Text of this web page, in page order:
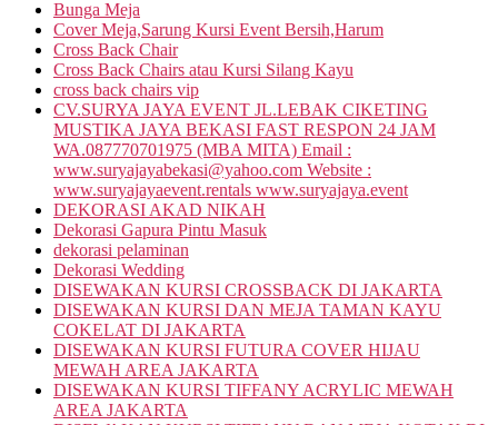
Bunga Meja
Cover Meja,Sarung Kursi Event Bersih,Harum
Cross Back Chair
Cross Back Chairs atau Kursi Silang Kayu
cross back chairs vip
CV.SURYA JAYA EVENT JL.LEBAK CIKETING
MUSTIKA JAYA BEKASI FAST RESPON 24 JAM
WA.087770701975 (MBA MITA) Email :
www.suryajayabekasi@yahoo.com Website :
www.suryajayaevent.rentals www.suryajaya.event
DEKORASI AKAD NIKAH
Dekorasi Gapura Pintu Masuk
dekorasi pelaminan
Dekorasi Wedding
DISEWAKAN KURSI CROSSBACK DI JAKARTA
DISEWAKAN KURSI DAN MEJA TAMAN KAYU
COKELAT DI JAKARTA
DISEWAKAN KURSI FUTURA COVER HIJAU
MEWAH AREA JAKARTA
DISEWAKAN KURSI TIFFANY ACRYLIC MEWAH
AREA JAKARTA